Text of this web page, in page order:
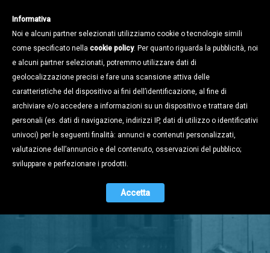
Stampa e
Territorio
Informativa
Noi e alcuni partner selezionati utilizziamo cookie o tecnologie simili
come specificato nella cookie policy. Per quanto riguarda la pubblicità, noi
e alcuni partner selezionati, potremmo utilizzare dati di
geolocalizzazione precisi e fare una scansione attiva delle
caratteristiche del dispositivo ai fini dell’identificazione, al fine di
archiviare e/o accedere a informazioni su un dispositivo e trattare dati
personali (es. dati di navigazione, indirizzi IP, dati di utilizzo o identificativi
univoci) per le seguenti finalità: annunci e contenuti personalizzati,
valutazione dell’annuncio e del contenuto, osservazioni del pubblico;
sviluppare e perfezionare i prodotti.
Accetta